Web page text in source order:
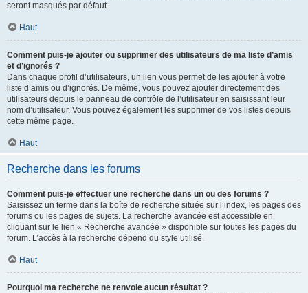
seront masqués par défaut.
Haut
Comment puis-je ajouter ou supprimer des utilisateurs de ma liste d’amis
et d’ignorés ?
Dans chaque profil d’utilisateurs, un lien vous permet de les ajouter à votre
liste d’amis ou d’ignorés. De même, vous pouvez ajouter directement des
utilisateurs depuis le panneau de contrôle de l’utilisateur en saisissant leur
nom d’utilisateur. Vous pouvez également les supprimer de vos listes depuis
cette même page.
Haut
Recherche dans les forums
Comment puis-je effectuer une recherche dans un ou des forums ?
Saisissez un terme dans la boîte de recherche située sur l’index, les pages des
forums ou les pages de sujets. La recherche avancée est accessible en
cliquant sur le lien « Recherche avancée » disponible sur toutes les pages du
forum. L’accès à la recherche dépend du style utilisé.
Haut
Pourquoi ma recherche ne renvoie aucun résultat ?